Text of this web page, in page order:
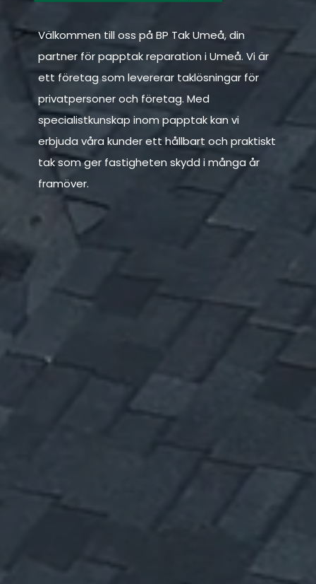
Välkommen till oss på BP Tak Umeå, din
partner för papptak reparation i Umeå. Vi är
ett företag som levererar taklösningar för
privatpersoner och företag. Med
specialistkunskap inom papptak kan vi
erbjuda våra kunder ett hållbart och praktiskt
tak som ger fastigheten skydd i många år
framöver.